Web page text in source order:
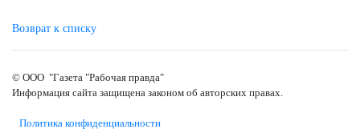
Возврат к списку
© ООО "Газета "Рабочая правда"
Информация сайта защищена законом об авторских правах.
Политика конфиденциальности